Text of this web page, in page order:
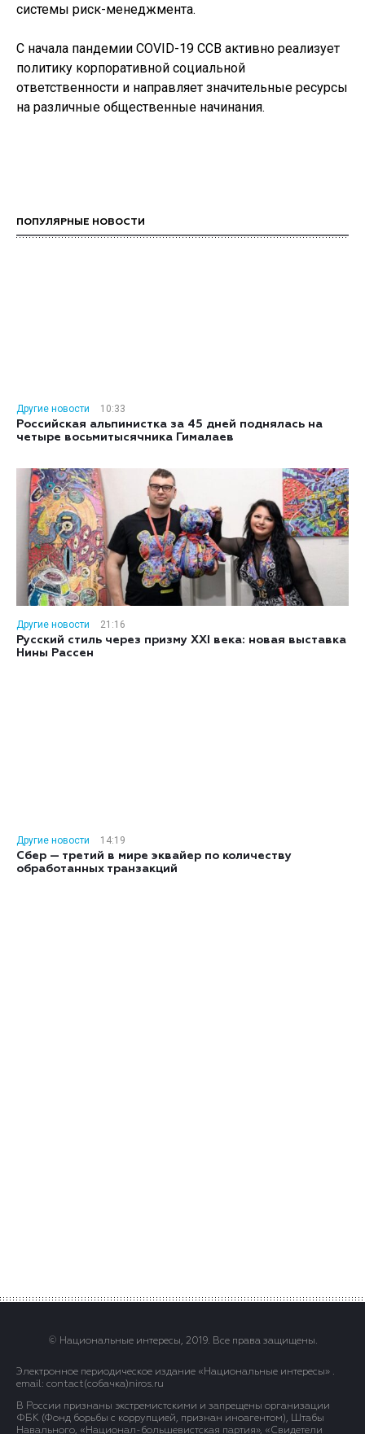
системы риск-менеджмента.
С начала пандемии COVID-19 ССВ активно реализует
политику корпоративной социальной
ответственности и направляет значительные ресурсы
на различные общественные начинания.
ПОПУЛЯРНЫЕ НОВОСТИ
Другие новости
10:33
Российская альпинистка за 45 дней поднялась на
четыре восьмитысячника Гималаев
Другие новости
21:16
Русский стиль через призму XXI века: новая выставка
Нины Рассен
Другие новости
14:19
Сбер — третий в мире эквайер по количеству
обработанных транзакций
© Национальные интересы, 2019. Все права защищены.
Электронное периодическое издание «Национальные интересы» .
email: contact(сoбaчка)niros.ru
В России признаны экстремистскими и запрещены организации
ФБК (Фонд борьбы с коррупцией, признан иноагентом), Штабы
Навального, «Национал-большевистская партия», «Свидетели